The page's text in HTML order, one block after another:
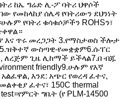
ከኤ ግሬድ ሊ-ፖ ባትሪ ህዋሶች
የመከላከያ ሰሌዳ የባትሪውን ደህንነት
የባትሪ ቁሳቁሶቻችን ROHSን፣
እና ጥሩ መረጋጋት 3.የማስታወስ ችሎታ
ውስጣዊ-የመቋቋም6.ሱፐር
ለረጅም ጊዜ ሊከማች ይችላል7.በ ብጁ
friendly9.ሁሉም የእኛ
እንደ: አጭር የወረዳ ፈተና,
ፈተና፣ 150C thermal
test።የምርት ግቤት (የ PLM-14500